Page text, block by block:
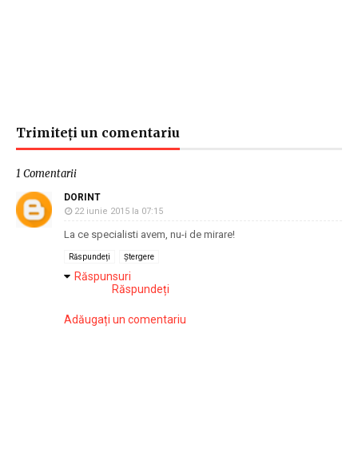
Trimiteți un comentariu
1 Comentarii
DORINT
22 iunie 2015 la 07:15
La ce specialisti avem, nu-i de mirare!
Răspundeți Ștergere
Răspunsuri
Răspundeți
Adăugați un comentariu